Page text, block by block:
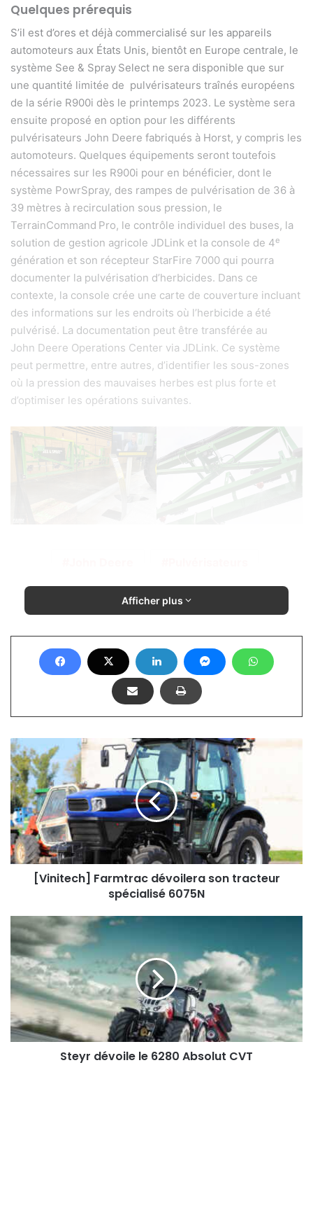
Quelques prérequis
S’il est d’ores et déjà commercialisé sur les appareils
automoteurs aux États Unis, bientôt en Europe centrale, le
système See & Spray Select ne sera disponible que sur
une quantité limitée de pulvérisateurs traînés européens
de la série R900i dès le printemps 2023. Le système sera
ensuite proposé en option pour les différents
pulvérisateurs John Deere fabriqués à Horst, y compris les
automoteurs. Quelques équipements seront toutefois
nécessaires sur les R900i pour en bénéficier, dont le
système PowrSpray, des rampes de pulvérisation de 36 à
39 mètres à recirculation sous pression, le
TerrainCommand Pro, le contrôle individuel des buses, la
solution de gestion agricole JDLink et la console de 4e
génération et son récepteur StarFire 7000 qui pourra
documenter la pulvérisation d’herbicides. Dans ce
contexte, la console crée une carte de couverture incluant
des informations sur les endroits où l’herbicide a été
pulvérisé. La documentation peut être transférée au
John Deere Operations Center via JDLink. Ce système
peut permettre, entre autres, d’identifier les sous-zones
où la pression des mauvaises herbes est plus forte et
d’optimiser les opérations suivantes.
Afficher plus
[Vinitech]
Farmtrac
dévoilera
son
tracteur
spécialisé
6075N
[Vinitech] Farmtrac dévoilera son tracteur
spécialisé 6075N
Steyr
dévoile
le
6280
Absolut
CVT
Steyr dévoile le 6280 Absolut CVT